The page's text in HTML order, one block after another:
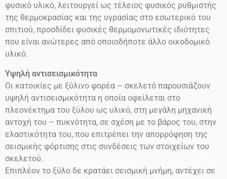
φυσικό υλικό, λειτουργεί ως τέλειος φυσικός ρυθμιστής
της θερμοκρασίας και της υγρασίας στο εσωτερικό του
σπιτιού, προσδίδει φυσικές θερμομονωτικές ιδιότητες
που είναι ανώτερες από οποιοδήποτε άλλο οικοδομικό
υλικό.
Υψηλή αντισεισμικότητα
Οι κατοικίες με ξύλινο φορέα – σκελετό παρουσιάζουν
υψηλή αντισεισμικότητα η οποία οφείλεται στο
πλεονέκτημα του ξύλου ως υλικό, στη μεγάλη μηχανική
αντοχή του – πυκνότητα, σε σχέση με το βάρος του, στην
ελαστικότητα του, που επιτρέπει την απορρόφηση της
σεισμικής φόρτισης στις συνδέσεις των στοιχείων του
σκελετού.
Επιπλέον το ξύλο δε κρατάει σεισμική μνήμη, αντέχει σε